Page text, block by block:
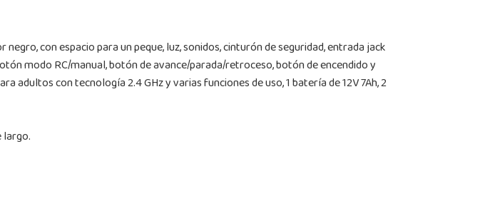
con espacio para un peque, luz, sonidos, cinturón de seguridad, entrada jack
modo RC/manual, botón de avance/parada/retroceso, botón de encendido y
con tecnología 2.4 GHz y varias funciones de uso, 1 batería de 12V 7Ah, 2
largo.